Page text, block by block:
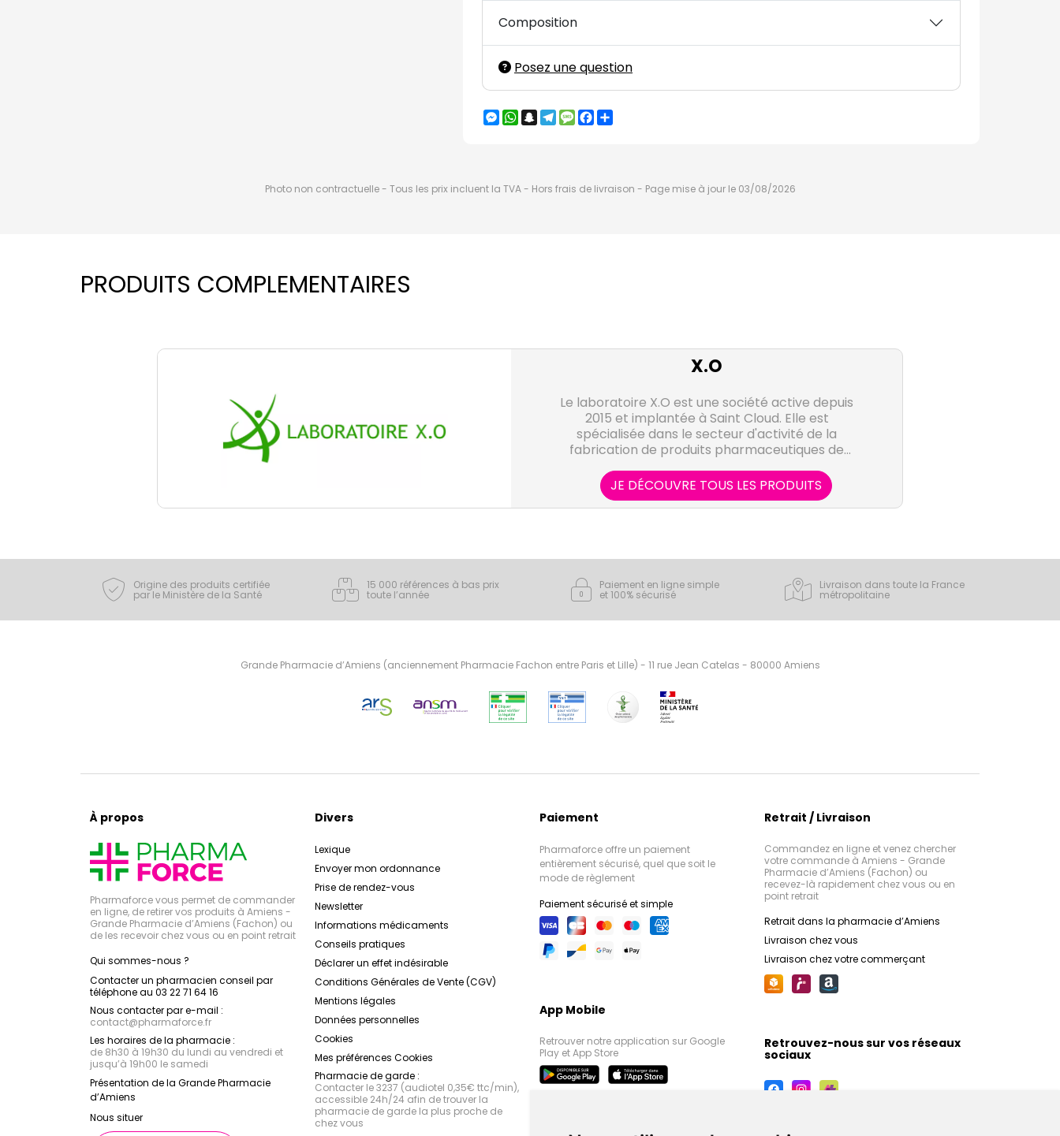
Composition
Posez une question
Messenger
WhatsApp
Snapchat
Telegram
MessageFacebook
Photo non contractuelle - Tous les prix incluent la TVA - Hors frais de livraison - Page mise à jour le 03/08/2026
PRODUITS COMPLEMENTAIRES
X.O
Le laboratoire X.O est une société active depuis
2015 et implantée à Saint Cloud. Elle est
spécialisée dans le secteur d'activité de la
fabrication de produits pharmaceutiques de
JE DÉCOUVRE TOUS LES PRODUITS
Origine des produits certifiée
par le Ministère de la Santé
15 000 références à bas prix
toute l’année
Paiement en ligne simple
et 100% sécurisé
Livraison dans toute la France
métropolitaine
Grande Pharmacie d’Amiens (anciennement Pharmacie Fachon entre Paris et Lille) - 11 rue Jean Catelas - 80000 Amiens
À propos
Pharmaforce vous permet de commander
en ligne, de retirer vos produits à Amiens -
Grande Pharmacie d’Amiens (Fachon) ou
de les recevoir chez vous ou en point retrait
Qui sommes-nous ?
Contacter un pharmacien conseil par
téléphone au 03 22 71 64 16
Nous contacter par e-mail :
contact@pharmaforce.fr
Les horaires de la pharmacie :
de 8h30 à 19h30 du lundi au vendredi et
jusqu’à 19h00 le samedi
Présentation de la Grande Pharmacie
d’Amiens
Nous situer
Divers
Lexique
Envoyer mon ordonnance
Prise de rendez-vous
Newsletter
Informations médicaments
Conseils pratiques
Déclarer un effet indésirable
Conditions Générales de Vente (CGV)
Mentions légales
Données personnelles
Cookies
Mes préférences Cookies
Pharmacie de garde :
Contacter le 3237 (audiotel 0,35€ ttc/min),
accessible 24h/24 afin de trouver la
pharmacie de garde la plus proche de
chez vous
Paiement
Pharmaforce offre un paiement
entièrement sécurisé, quel que soit le
mode de règlement
Paiement sécurisé et simple
App Mobile
Retrouver notre application sur Google
Play et App Store
Retrait / Livraison
Commandez en ligne et venez chercher
votre commande à Amiens - Grande
Pharmacie d’Amiens (Fachon) ou
recevez-là rapidement chez vous ou en
point retrait
Retrait dans la pharmacie d’Amiens
Livraison chez vous
Livraison chez votre commerçant
Retrouvez-nous sur vos réseaux
sociaux